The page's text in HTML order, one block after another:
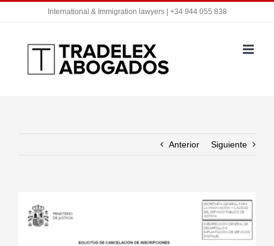
contenido
International & Immigration lawyers | +34 944 055 838
Anterior Siguiente
imagen